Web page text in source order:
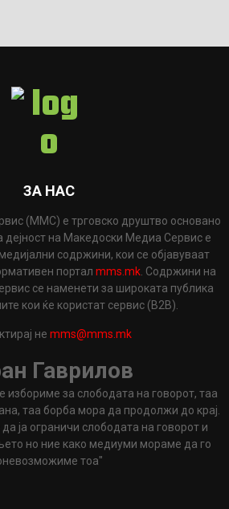
ЗА НАС
(ММС) е трговско друштво основано
дејност на Македоски Медиа Сервис е
содржини, кои се објавуваат
портал mms.mk . Содржини на
се наменети за широката публика
кои ќе користат сервис (B2B).
не mms@mms.mk
Гаврилов
избориме за слободата на говорот, таа
таа борба мора да продолжи до крај.
ја ограничи слободата на говорот и
но ние како медиуми мораме да го
тоа"